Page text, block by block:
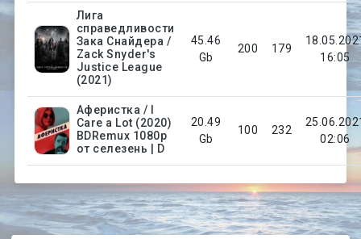
Лига
справедливости
Зака Снайдера /
Zack Snyder's
Justice League
(2021)
45.46
Gb
200 179
16:05
Аферистка / I
Care a Lot (2020)
BDRemux 1080p
от селезень | D
20.49
Gb
100 232
02:06